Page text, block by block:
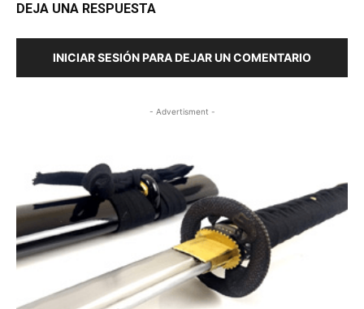
DEJA UNA RESPUESTA
INICIAR SESIÓN PARA DEJAR UN COMENTARIO
- Advertisment -